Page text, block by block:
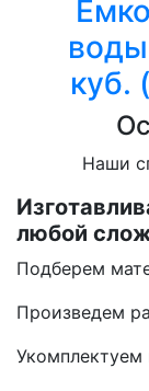
воды
куб.
Наши
любой
Подберем
Произведем